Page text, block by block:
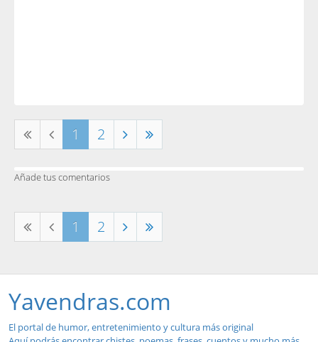
1 2
Añade tus comentarios
1 2
Yavendras.com
El portal de humor, entretenimiento y cultura más original